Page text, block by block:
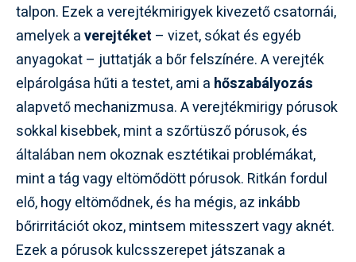
talpon. Ezek a verejtékmirigyek kivezető csatornái,
amelyek averejtéket – vizet, sókat és egyéb
anyagokat – juttatják a bőr felszínére. A verejték
elpárolgása hűti a testet, ami a hőszabályozás
alapvető mechanizmusa. A verejtékmirigy pórusok
sokkal kisebbek, mint a szőrtüsző pórusok, és
általában nem okoznak esztétikai problémákat,
mint a tág vagy eltömődött pórusok. Ritkán fordul
elő, hogy eltömődnek, és ha mégis, az inkább
bőrirritációt okoz, mintsem mitesszert vagy aknét.
Ezek a pórusok kulcsszerepet játszanak a